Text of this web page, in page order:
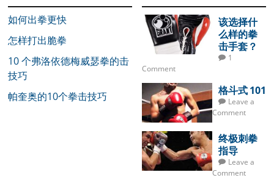
如何出拳更快
怎样打出脆拳
10 个弗洛依德梅威瑟拳的击
技巧
帕奎奥的10个拳击技巧
该选择什
么样的拳
击手套？
1
Comment
格斗式 101
Leave a
Comment
终极刺拳
指导
Leave a
Comment